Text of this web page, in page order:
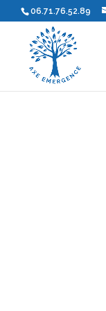
06.71.76.52.89